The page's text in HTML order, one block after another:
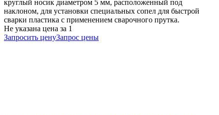
круглый носик диаметром 5 мм, расположенный под
наклоном, для установки специальных сопел для быстрой
сварки пластика с применением сварочного прутка.
Не указана цена за 1
Запросить ценуЗапрос цены